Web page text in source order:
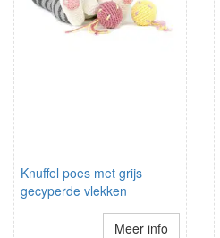
Knuffel poes met grijs
gecyperde vlekken
Meer info